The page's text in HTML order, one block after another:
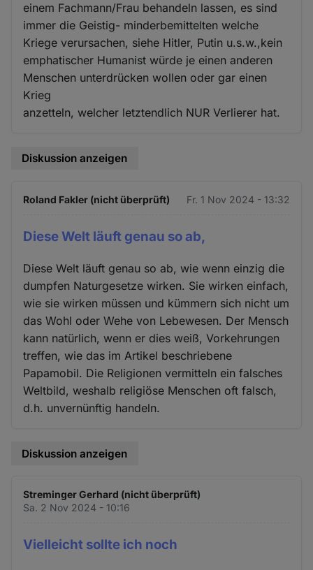
einem Fachmann/Frau behandeln lassen, es sind
immer die Geistig- minderbemittelten welche
Kriege verursachen, siehe Hitler, Putin u.s.w.,kein
emphatischer Humanist würde je einen anderen
Menschen unterdrücken wollen oder gar einen
Krieg
anzetteln, welcher letztendlich NUR Verlierer hat.
Diskussion anzeigen
Roland Fakler (nicht überprüft) Fr. 1 Nov 2024 - 13:32
Diese Welt läuft genau so ab,
Diese Welt läuft genau so ab, wie wenn einzig die
dumpfen Naturgesetze wirken. Sie wirken einfach,
wie sie wirken müssen und kümmern sich nicht um
das Wohl oder Wehe von Lebewesen. Der Mensch
kann natürlich, wenn er dies weiß, Vorkehrungen
treffen, wie das im Artikel beschriebene
Papamobil. Die Religionen vermitteln ein falsches
Weltbild, weshalb religiöse Menschen oft falsch,
d.h. unvernünftig handeln.
Diskussion anzeigen
Streminger Gerhard (nicht überprüft)
Sa. 2 Nov 2024 - 10:16
Vielleicht sollte ich noch